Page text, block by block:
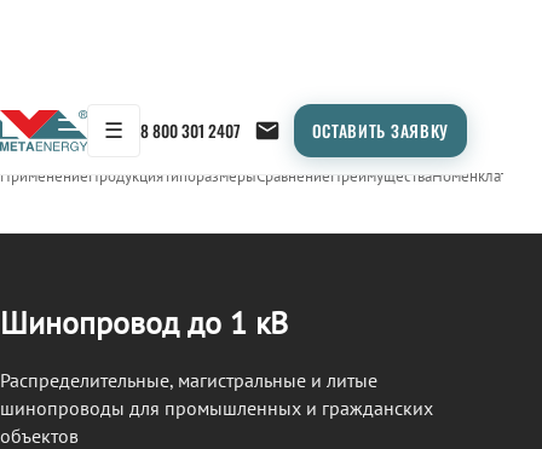
☰ 8 800 301 2407 ОСТАВИТЬ ЗАЯВКУ
← Продукция/ШИНОПРОВОД
ПрименениеПродукцияТипоразмерыСравнениеПреимуществаНоменклатура
Шинопровод до 1 кВ
Распределительные, магистральные и литые
шинопроводы для промышленных и гражданских
объектов